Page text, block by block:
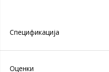
Спецификација
Оценки